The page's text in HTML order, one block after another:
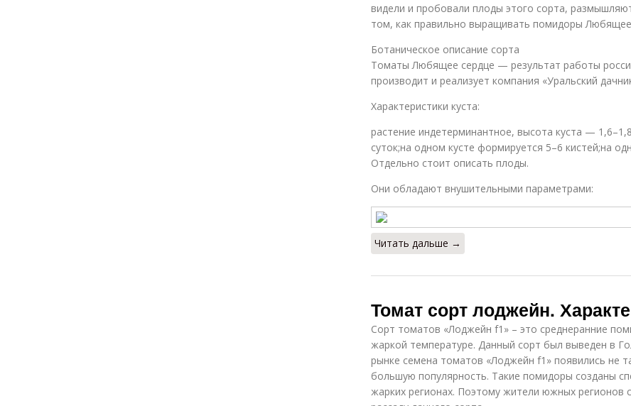
видели и пробовали плоды этого сорта,
том, как правильно выращивать помидоры Любящее
Ботаническое описание сорта
Томаты Любящее сердце — результат работы
производит и реализует компания «Уральский
Характеристики куста:
растение индетерминантное, высота куста —
суток;на одном кусте формируется 5–6 кистей;на
Отдельно стоит описать плоды.
Они обладают внушительными параметрами:
Читать дальше →
Томат сорт лоджейн.
Сорт томатов «Лоджейн f1» – это среднеранние
жаркой температуре. Данный сорт был выведен в
рынке семена томатов «Лоджейн f1» появились не
большую популярность. Такие помидоры созданы
жарких регионах. Поэтому жители южных регионов